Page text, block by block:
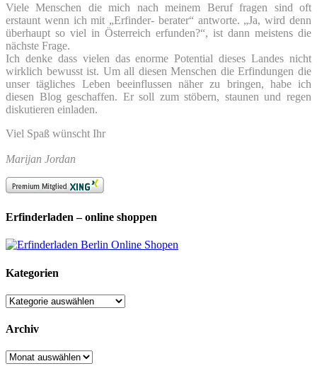
Viele Menschen die mich nach meinem Beruf fragen sind oft
erstaunt wenn ich mit „Erfinder- berater“ antworte. „Ja, wird denn
überhaupt so viel in Österreich erfunden?“, ist dann meistens die
nächste Frage.
Ich denke dass vielen das enorme Potential dieses Landes nicht
wirklich bewusst ist. Um all diesen Menschen die Erfindungen die
unser tägliches Leben beeinflussen näher zu bringen, habe ich
diesen Blog geschaffen. Er soll zum stöbern, staunen und regen
diskutieren einladen.
Viel Spaß wünscht Ihr
Marijan Jordan
Erfinderladen – online shoppen
Kategorien
Kategorien
Archiv
Archiv